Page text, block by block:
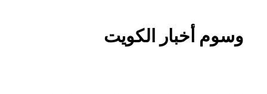
وسوم أخبار الكويت